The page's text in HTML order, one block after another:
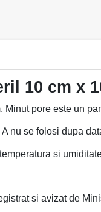
10 cm x
Minut pore este un
nu se folosi dupa
si
si avizat de